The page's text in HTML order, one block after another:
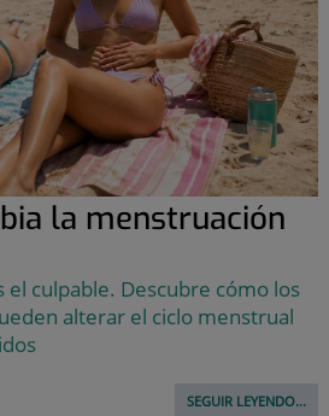
la menstruación
el culpable. Descubre cómo los
alterar el ciclo menstrual
SEGUIR LEYENDO...